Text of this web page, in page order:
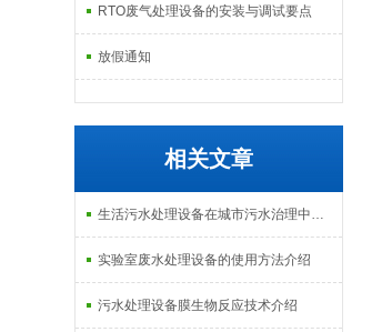
RTO废气处理设备的安装与调试要点
放假通知
相关文章
生活污水处理设备在城市污水治理中的应用介绍
实验室废水处理设备的使用方法介绍
污水处理设备膜生物反应技术介绍